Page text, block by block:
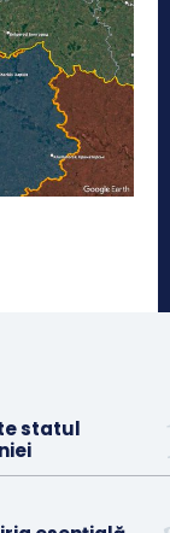
statul